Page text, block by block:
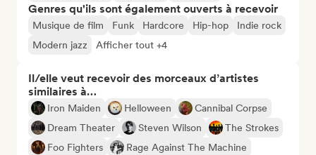
Genres qu'ils sont également ouverts à recevoir
Musique de film Funk Hardcore Hip-hop
Indie rock
Modern jazz
Afficher tout +4
Il/elle veut recevoir des morceaux d’artistes
similaires à…
Iron Maiden Helloween
Cannibal Corpse
Dream Theater
Steven Wilson
The Strokes
Foo Fighters
Rage Against The Machine